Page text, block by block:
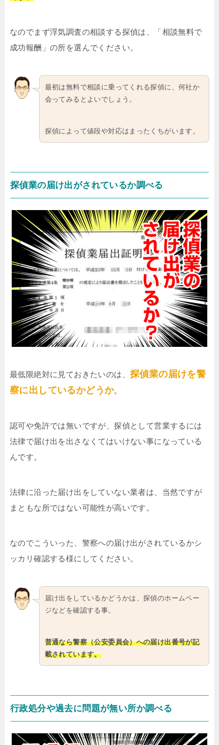
なのでまず浮気調査の相談する探偵は、「相談無料で
成功報酬」の所を選んでください。
最初は無料で相談に乗ってくれる探偵に、何社か
会ってみるとよいでしょう。
探偵によって値段や対応はまったくちがいます。
探偵業の届け出がされているか調べる
最低限絶対に見ておきたいのは、 探偵業の届けを警
察に出しているかどうか。
認可や免許では無いですが、探偵として営業するには
法律で届け出を出さなくてはいけない事になっている
んです。
法律に沿った届け出をしていない業者は、当然ですが
まともな所ではない可能性が高いです。
なのでこういった、警察への届け出がされているかシ
ッカリ確認する様にしてください。
届け出をしているかどうかは、探偵のホームペー
ジなどを確認する事。
普通なら警察（公安委員会）への届け出番号が記
載されています。
行政処分や過去に問題が無い所か調べる